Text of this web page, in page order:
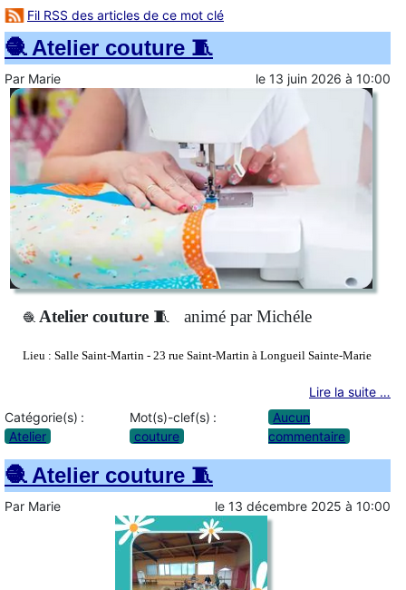
Fil RSS des articles de ce mot clé
🧶 Atelier couture 🧵
Par Marie le 13 juin 2026 à 10:00
🧶 Atelier couture 🧵 animé par Michéle
Lieu : Salle Saint-Martin - 23 rue Saint-Martin à Longueil Sainte-Marie
Lire la suite …
Catégorie(s) :
Atelier
Mot(s)-clef(s) :
couture
Aucun
commentaire
🧶 Atelier couture 🧵
Par Marie le 13 décembre 2025 à 10:00